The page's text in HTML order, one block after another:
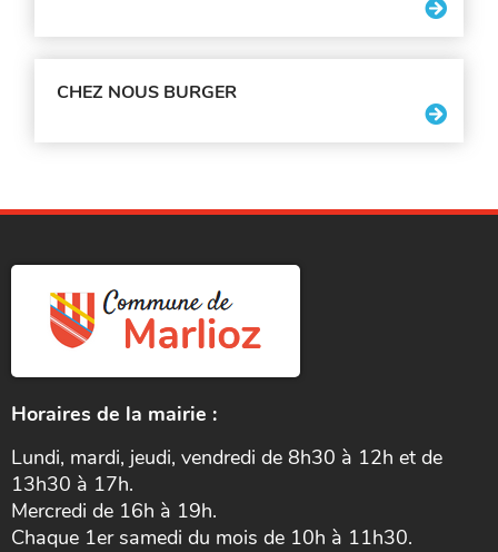
CHEZ NOUS BURGER
Horaires de la mairie :
Lundi, mardi, jeudi, vendredi de 8h30 à 12h et de
13h30 à 17h.
Mercredi de 16h à 19h.
Chaque 1er samedi du mois de 10h à 11h30.